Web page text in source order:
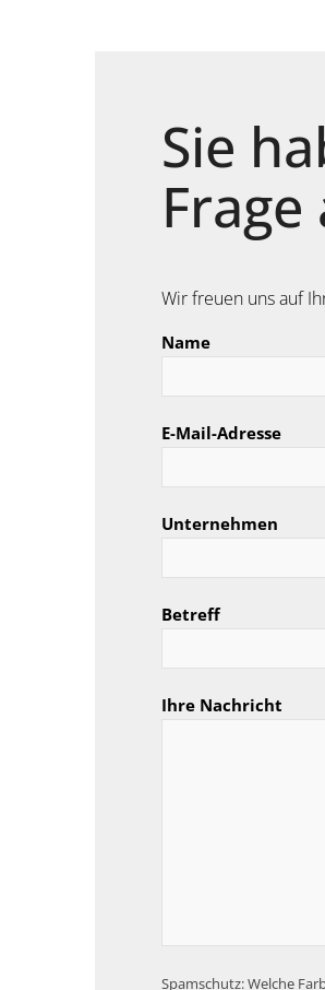
Sie
Frage
Wir freuen uns auf
Name
E-Mail-Adresse
Unternehmen
Betreff
Ihre Nachricht
Spamschutz: Welche